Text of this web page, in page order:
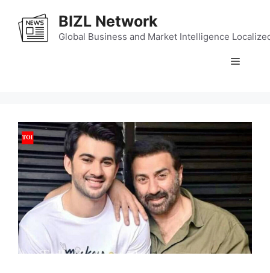
content
BIZL Network
Global Business and Market Intelligence
Menu